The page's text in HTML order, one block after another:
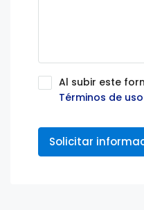
Al subir este
Términos de uso
Solicitar